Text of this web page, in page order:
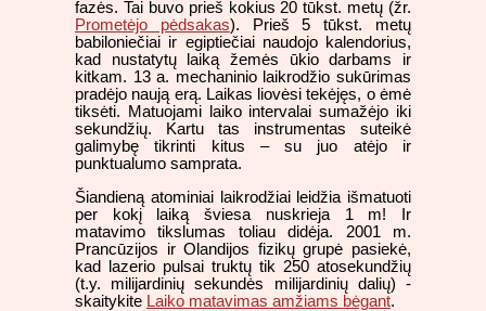
fazės. Tai buvo prieš kokius 20 tūkst. metų (žr.
Prometėjo pėdsakas). Prieš 5 tūkst. metų
babiloniečiai ir egiptiečiai naudojo kalendorius,
kad nustatytų laiką žemės ūkio darbams ir
kitkam. 13 a. mechaninio laikrodžio sukūrimas
pradėjo naują erą. Laikas liovėsi tekėjęs, o ėmė
tiksėti. Matuojami laiko intervalai sumažėjo iki
sekundžių. Kartu tas instrumentas suteikė
galimybę tikrinti kitus – su juo atėjo ir
punktualumo samprata.
Šiandieną atominiai laikrodžiai leidžia išmatuoti
per kokį laiką šviesa nuskrieja 1 m! Ir
matavimo tikslumas toliau didėja. 2001 m.
Prancūzijos ir Olandijos fizikų grupė pasiekė,
kad lazerio pulsai truktų tik 250 atosekundžių
(t.y. milijardinių sekundės milijardinių dalių) -
skaitykite Laiko matavimas amžiams bėgant.